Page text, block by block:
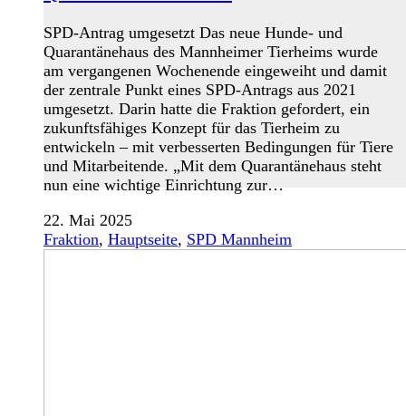
SPD-Antrag umgesetzt Das neue Hunde- und
Quarantänehaus des Mannheimer Tierheims wurde
am vergangenen Wochenende eingeweiht und damit
der zentrale Punkt eines SPD-Antrags aus 2021
umgesetzt. Darin hatte die Fraktion gefordert, ein
zukunftsfähiges Konzept für das Tierheim zu
entwickeln – mit verbesserten Bedingungen für Tiere
und Mitarbeitende. „Mit dem Quarantänehaus steht
nun eine wichtige Einrichtung zur…
22. Mai 2025
Fraktion, Hauptseite, SPD Mannheim